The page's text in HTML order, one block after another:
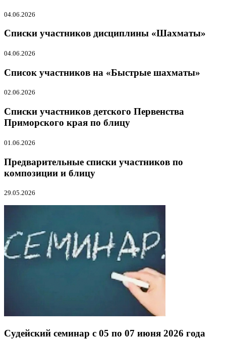
04.06.2026
Списки участников дисциплины «Шахматы»
04.06.2026
Список участников на «Быстрые шахматы»
02.06.2026
Списки участников детского Первенства
Приморского края по блицу
01.06.2026
Предварительные списки участников по
композиции и блицу
29.05.2026
Судейский семинар с 05 по 07 июня 2026 года